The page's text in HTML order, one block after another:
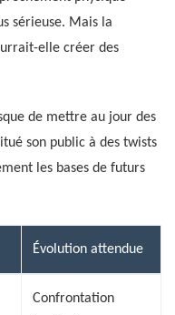
sérieuse. Mais la
elle créer des
de mettre au jour des
son public à des twists
les bases de futurs
Évolution attendue
Confrontation